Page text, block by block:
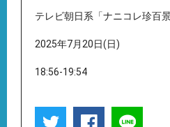
テレビ朝日系「ナニコレ珍百景
2025年7月20日(日)
18:56-19:54